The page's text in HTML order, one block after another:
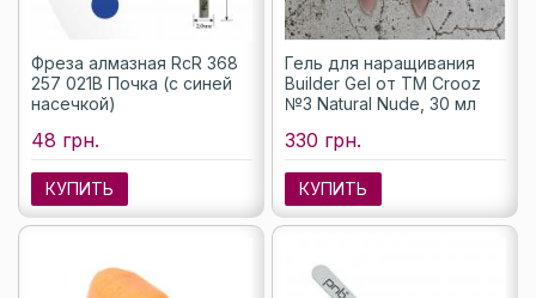
Фреза алмазная RcR 368
257 021B Почка (с синей
насечкой)
48 грн.
КУПИТЬ
Гель для наращивания
Builder Gel от ТМ Crooz
№3 Natural Nude, 30 мл
330 грн.
КУПИТЬ